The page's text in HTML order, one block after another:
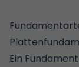
Ein